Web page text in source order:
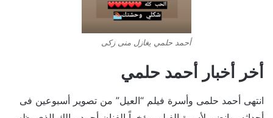
أحمد حلمي يغازل منى زكى
أخر أخبار أحمد حلمي
انتهى أحمد حلمى وأسرة فيلم “العيل” من تصوير أسبوعين فى